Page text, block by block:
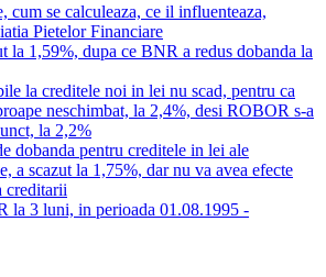
cum se calculeaza, ce il influenteaza,
Pietelor Financiare
la 1,59%, dupa ce BNR a redus dobanda la
la creditele noi in lei nu scad, pentru ca
neschimbat, la 2,4%, desi ROBOR s-a
la 2,2%
dobanda pentru creditele in lei ale
a scazut la 1,75%, dar nu va avea efecte
creditarii
la 3 luni, in perioada 01.08.1995 -